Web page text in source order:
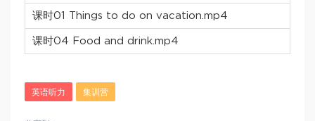
课时01 Things to do on vacation.mp4
课时04 Food and drink.mp4
英语听力 集训营